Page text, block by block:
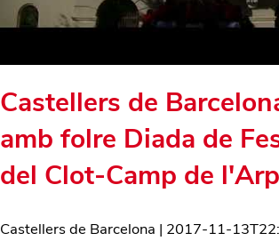
Castellers de
amb folre Diada de
del Clot-Camp de
Castellers de Barcelona | 2017-11-